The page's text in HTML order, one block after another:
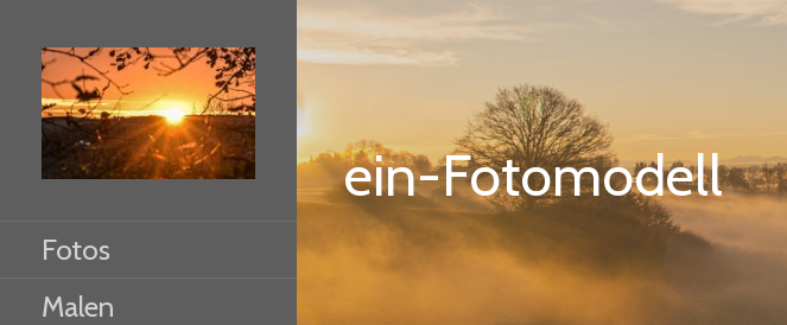
Inhalt
springen
Fotos
Malen
ein-Fotomodell